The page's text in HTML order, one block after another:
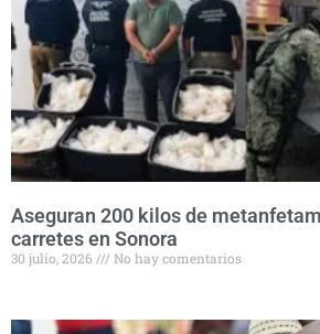
Aseguran 200 kilos de
carretes en Sonora
30 julio, 2026 No hay comentarios